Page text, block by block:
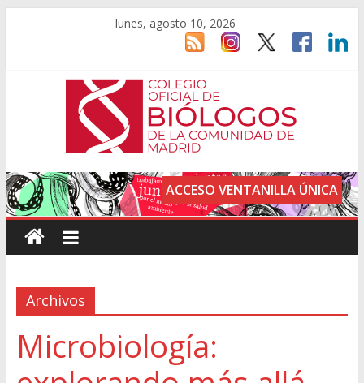
lunes, agosto 10, 2026
ACCESO VENTANILLA ÚNICA
Archivos
Microbiología: